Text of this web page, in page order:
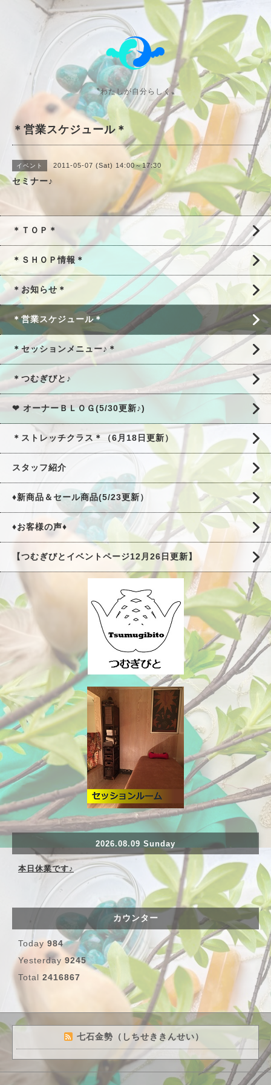
〝わたしが自分らしく〟
＊営業スケジュール＊
イベント 2011-05-07 (Sat) 14:00～17:30
セミナー♪
＊ＴＯＰ＊
＊ＳＨＯＰ情報＊
＊お知らせ＊
＊営業スケジュール＊
＊セッションメニュー♪＊
＊つむぎびと♪
❤ オーナーＢＬＯＧ(5/30更新♪)
＊ストレッチクラス＊（6月18日更新）
スタッフ紹介
♦新商品＆セール商品(5/23更新）
♦お客様の声♦
【つむぎびとイベントページ12月26日更新】
2026.08.09 Sunday
本日休業です♪
カウンター
Today 984
Yesterday 9245
Total 2416867
七石金勢（しちせききんせい）